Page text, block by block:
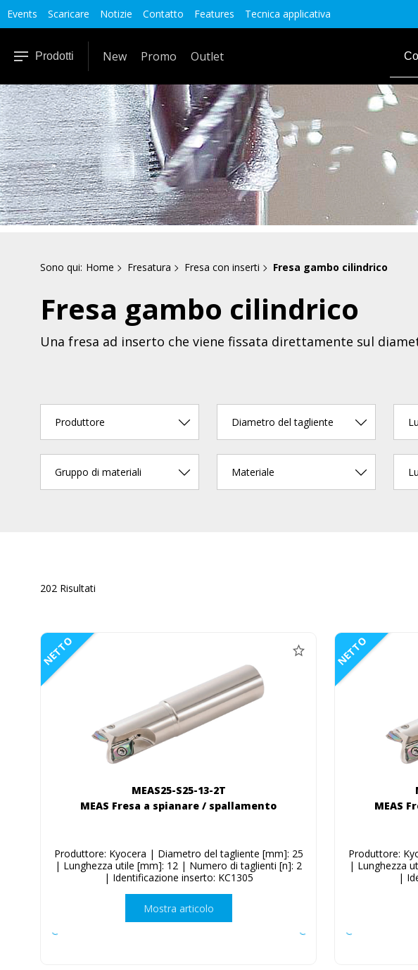
Events Scaricare Notizie Contatto Features Tecnica applicativa
Prodotti New Promo Outlet
Sono qui: Home Fresatura Fresa con inserti Fresa gambo cilindrico
Fresa gambo cilindrico
Una fresa ad inserto che viene fissata direttamente sul
Produttore Diametro del tagliente
Gruppo di materiali Materiale
202 Risultati
NETTO
MEAS25-S25-13-2T
MEAS Fresa a spianare / spallamento
Produttore: Kyocera | Diametro del tagliente [mm]: 25
| Lunghezza utile [mm]: 12 | Numero di taglienti [n]: 2
| Identificazione inserto: KC1305
Mostra articolo
NETTO
MEAS
Produttore:
| Lunghezza
|